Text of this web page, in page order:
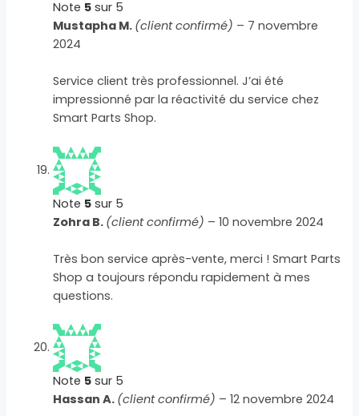
Note 5 sur 5
Mustapha M. (client confirmé) – 7 novembre
2024
Service client très professionnel. J’ai été
impressionné par la réactivité du service chez
Smart Parts Shop.
Note 5 sur 5
Zohra B. (client confirmé) – 10 novembre 2024
Très bon service après-vente, merci ! Smart Parts
Shop a toujours répondu rapidement à mes
questions.
Note 5 sur 5
Hassan A. (client confirmé) – 12 novembre 2024